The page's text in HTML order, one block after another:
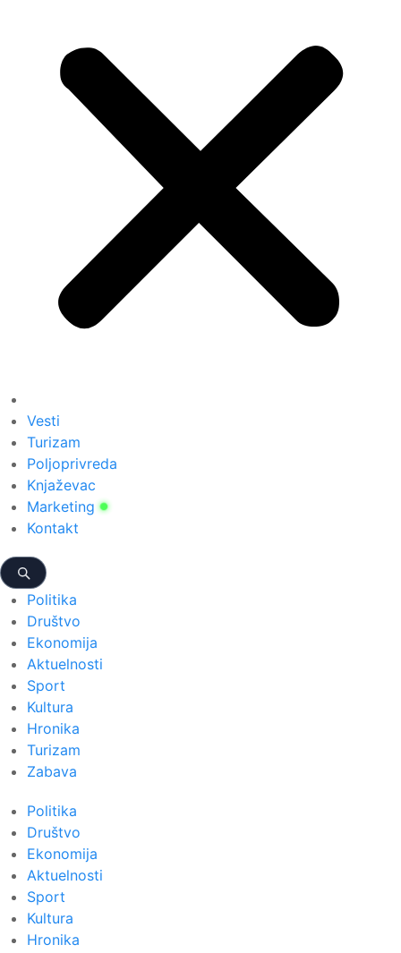
Vesti
Turizam
Poljoprivreda
Knjaževac
Marketing
Kontakt
Politika
Društvo
Ekonomija
Aktuelnosti
Sport
Kultura
Hronika
Turizam
Zabava
Politika
Društvo
Ekonomija
Aktuelnosti
Sport
Kultura
Hronika